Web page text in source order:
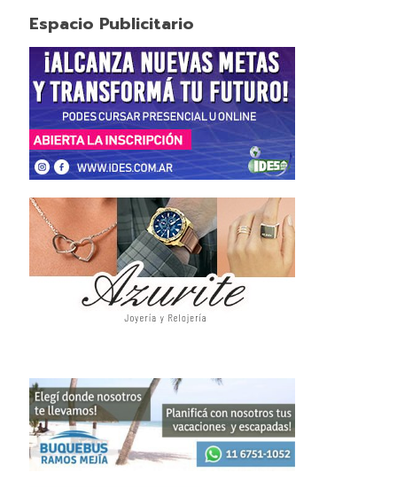
Espacio Publicitario